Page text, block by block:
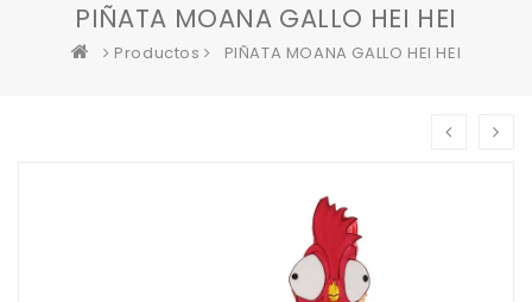
PIÑATA MOANA GALLO HEI HEI
Productos PIÑATA MOANA GALLO HEI HEI